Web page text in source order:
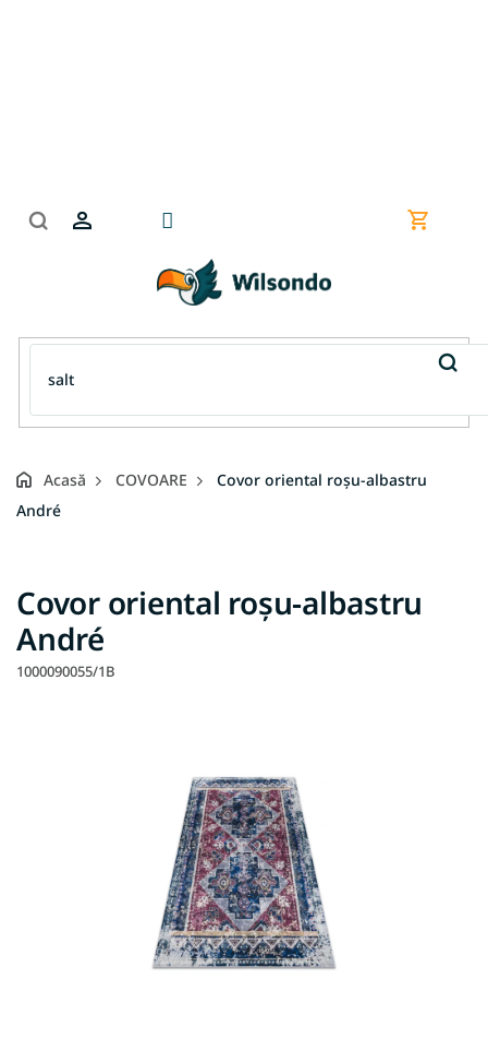
Coş
Acasă COVOARE
Covor oriental roșu-albastru
André
Covor oriental roșu-albastru
André
1000090055/1B